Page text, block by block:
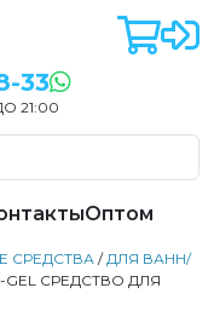
33
21:00
Оптом
СРЕДСТВА/ДЛЯ ВАНН/
GEL СРЕДСТВО ДЛЯ